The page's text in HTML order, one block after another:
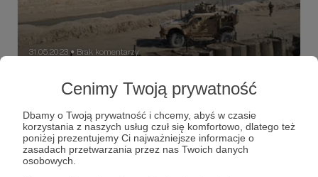
Cenimy Twoją prywatność
Dbamy o Twoją prywatność i chcemy, abyś w czasie
korzystania z naszych usług czuł się komfortowo, dlatego też
poniżej prezentujemy Ci najważniejsze informacje o
zasadach przetwarzania przez nas Twoich danych
osobowych.
31.05.2023 ● Brak komentarzy
Uposażenie
Oto kolejna część cyklu, w ramach którego publikuję
obszerne fragmenty mojej pierwszej książki
„zAfganistanu.pl. Alfabet polskiej misji”.
wojna w afganistanie ISAF najemnictwo +3